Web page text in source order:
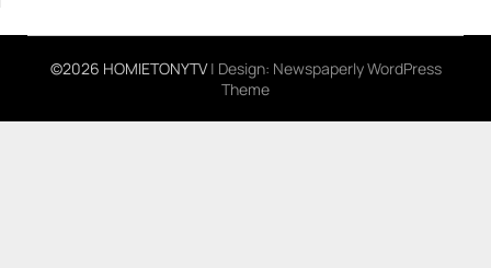
©2026 HOMIETONYTV| Design: Newspaperly WordPress
Theme